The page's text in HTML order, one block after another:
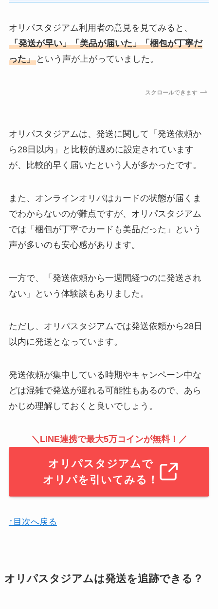
オリパスタジアム利用者の意見を見てみると、
「発送が早い」「美品が届いた」「梱包が丁寧だ
った」という声が上がっていました。
スクロールできます
オリパスタジアムは、発送に関して「発送依頼か
ら28日以内」と比較的遅めに設定されています
が、比較的早く届いたという人が多かったです。
また、オンラインオリパはカードの状態が届くま
でわからないのが難点ですが、オリパスタジアム
では「梱包が丁寧でカードも美品だった」という
声が多いのも安心感があります。
一方で、「発送依頼から一週間経つのに発送され
ない」という体験談もありました。
ただし、オリパスタジアムでは発送依頼から28日
以内に発送となっています。
発送依頼が集中している時期やキャンペーン中な
どは混雑で発送が遅れる可能性もあるので、あら
かじめ理解しておくと良いでしょう。
＼LINE連携で最大5万コインが無料！／
オリパスタジアムで
オリパを引いてみる！
↑目次へ戻る
オリパスタジアムは発送を追跡できる？